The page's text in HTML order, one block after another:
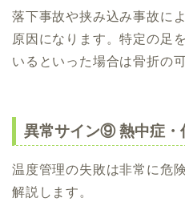
落下事故や挟み込み事故に
原因になります。特定の足
いるといった場合は骨折の
異常サイン⑨ 熱中症・
温度管理の失敗は非常に危
解説します。